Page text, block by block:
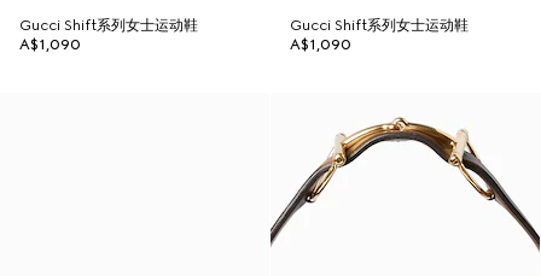
Gucci Shift系列女士运动鞋
A$1,090
Gucci Shift系列女士运动鞋
A$1,090